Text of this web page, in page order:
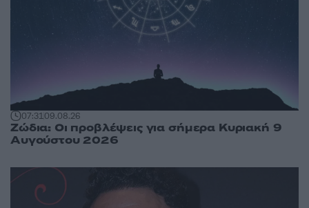
07:3109.08.26
Ζώδια: Οι προβλέψεις για σήμερα Κυριακή 9
Αυγούστου 2026